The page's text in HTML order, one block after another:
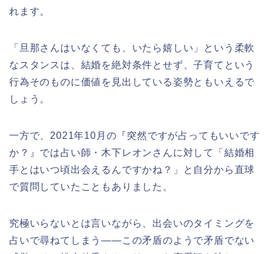
れます。
「旦那さんはいなくても、いたら嬉しい」という柔軟
なスタンスは、結婚を絶対条件とせず、子育てという
行為そのものに価値を見出している姿勢ともいえるで
しょう。
一方で、2021年10月の『突然ですが占ってもいいです
か？』では占い師・木下レオンさんに対して「結婚相
手とはいつ頃出会えるんですかね？」と自分から直球
で質問していたこともありました。
究極いらないとは言いながら、出会いのタイミングを
占いで尋ねてしまう——この矛盾のようで矛盾でない